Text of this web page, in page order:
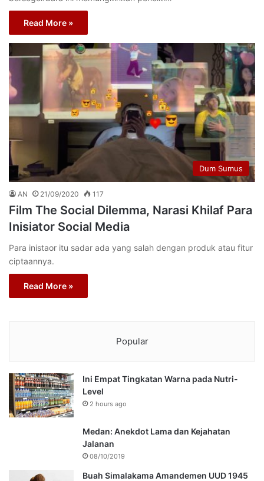
Read More »
Dum Sumus
AN 21/09/2020 117
Film The Social Dilemma, Narasi Khilaf Para
Inisiator Social Media
Para inistaor itu sadar ada yang salah dengan produk atau fitur
ciptaannya.
Read More »
Popular
Ini Empat Tingkatan Warna pada Nutri-
Level
2 hours ago
Medan: Anekdot Lama dan Kejahatan
Jalanan
08/10/2019
Buah Simalakama Amandemen UUD 1945